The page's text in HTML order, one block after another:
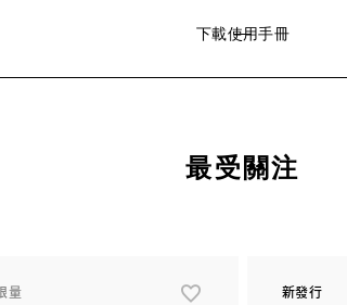
下載使用手冊
最受關注
量 新發行